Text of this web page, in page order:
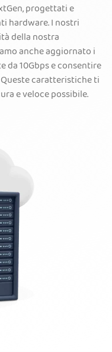
progettati e
hardware. I nostri
della nostra
anche aggiornato i
da 10Gbps e consentire
caratteristiche ti
e veloce possibile.